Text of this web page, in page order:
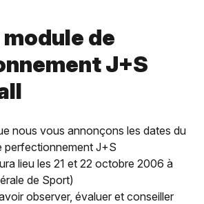
de
J+S
nous vous annonçons les dates du
perfectionnement J+S
lieu les 21 et 22 octobre 2006 à
de Sport)
observer, évaluer et conseiller